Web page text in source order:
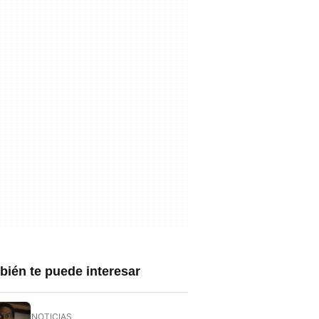
te puede interesar
NOTICIAS